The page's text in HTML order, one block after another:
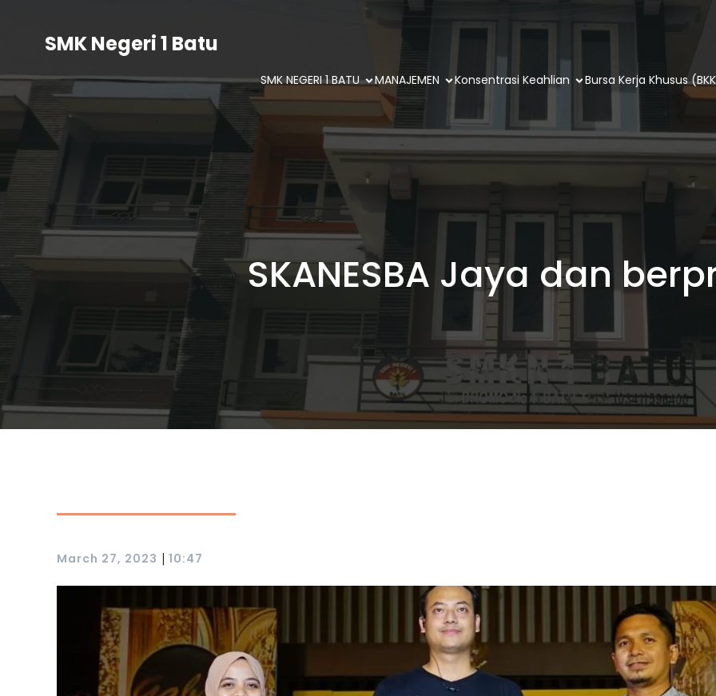
SMK Negeri 1 Batu
SMK NEGERI 1 BATU MANAJEMEN Konsentrasi Keahlian Bursa Kerja Khusus
SKANESBA Jaya dan
March 27, 2023 | 10:47